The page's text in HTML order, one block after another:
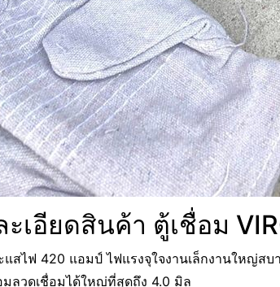
ะเอียดสินค้า ตู้เชื่อม
แสไฟ 420 แอมป์ ไฟแรงจุใจงานเล็กงานใหญ่ส
มลวดเชื่อมได้ใหญ่ที่สุดถึง 4.0 มิล